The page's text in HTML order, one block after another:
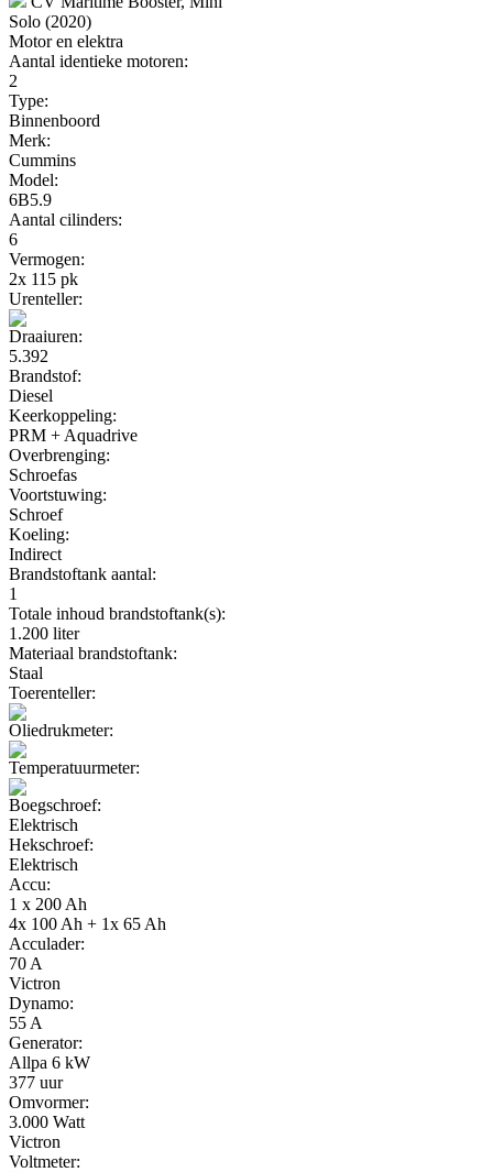
Solo (2020)
Motor en elektra
Aantal identieke motoren:
2
Type:
Binnenboord
Merk:
Cummins
Model:
6B5.9
Aantal cilinders:
6
Vermogen:
2x 115 pk
Urenteller:
Draaiuren:
5.392
Brandstof:
Diesel
Keerkoppeling:
PRM + Aquadrive
Overbrenging:
Schroefas
Voortstuwing:
Schroef
Koeling:
Indirect
Brandstoftank aantal:
1
Totale inhoud brandstoftank(s):
1.200 liter
Materiaal brandstoftank:
Staal
Toerenteller:
Oliedrukmeter:
Temperatuurmeter:
Boegschroef:
Elektrisch
Hekschroef:
Elektrisch
Accu:
1 x 200 Ah
4x 100 Ah + 1x 65 Ah
Acculader:
70 A
Victron
Dynamo:
55 A
Generator:
Allpa 6 kW
377 uur
Omvormer:
3.000 Watt
Victron
Voltmeter: